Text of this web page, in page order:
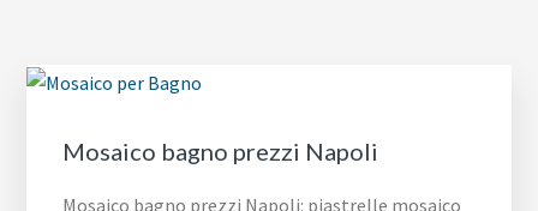
Mosaico bagno prezzi Napoli
Mosaico bagno prezzi Napoli: piastrelle mosaico